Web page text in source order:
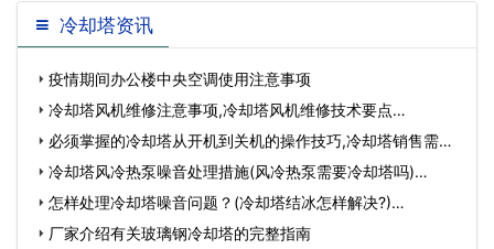
冷却塔资讯
疫情期间办公楼中央空调使用注意事项
冷却塔风机维修注意事项,冷却塔风机维修技术要点…
必须掌握的冷却塔从开机到关机的操作技巧,冷却塔销售需要
掌…冷却塔风冷热泵噪音处理措施(风冷热泵需要冷却塔吗)…
怎样处理冷却塔噪音问题？(冷却塔结冰怎样解决?)…
厂家介绍有关玻璃钢冷却塔的完整指南